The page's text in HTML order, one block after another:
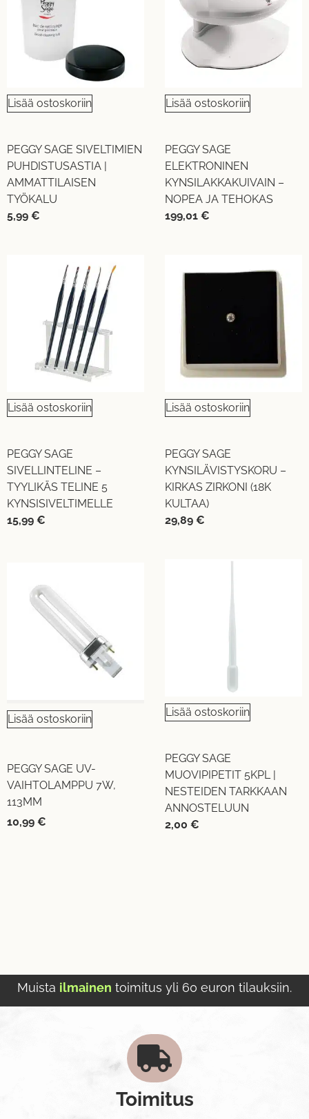
Lisää ostoskoriin
PEGGY SAGE SIVELTIMIEN
PUHDISTUSASTIA |
AMMATTILAISEN
TYÖKALU
5,99 €
Lisää ostoskoriin
PEGGY SAGE
ELEKTRONINEN
KYNSILAKKAKUIVAIN –
NOPEA JA TEHOKAS
199,01 €
Lisää ostoskoriin
PEGGY SAGE
SIVELLINTELINE –
TYYLIKÄS TELINE 5
KYNSISIVELTIMELLE
15,99 €
Lisää ostoskoriin
PEGGY SAGE
KYNSILÄVISTYSKORU –
KIRKAS ZIRKONI (18K
KULTAA)
29,89 €
Lisää ostoskoriin
PEGGY SAGE UV-
VAIHTOLAMPPU 7W,
113MM
10,99 €
Lisää ostoskoriin
PEGGY SAGE
MUOVIPIPETIT 5KPL |
NESTEIDEN TARKKAAN
ANNOSTELUUN
2,00 €
Muista ilmainen toimitus yli 60 euron tilauksiin.
Toimitus